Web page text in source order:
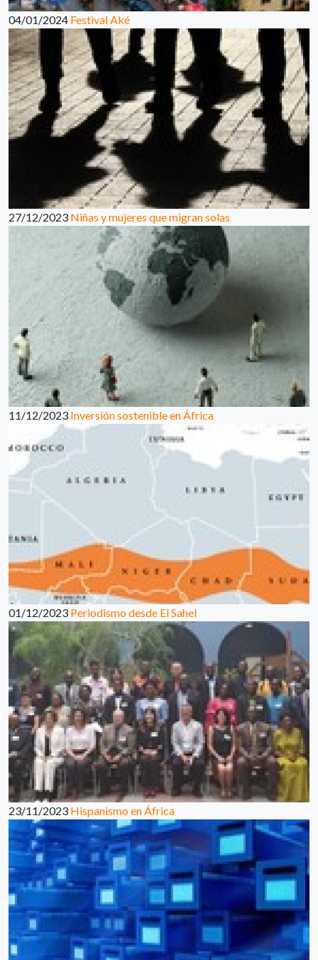
04/01/2024 Festival Aké
27/12/2023 Niñas y mujeres que migran solas
11/12/2023 Inversión sostenible en África
01/12/2023 Periodismo desde El Sahel
23/11/2023 Hispanismo en África